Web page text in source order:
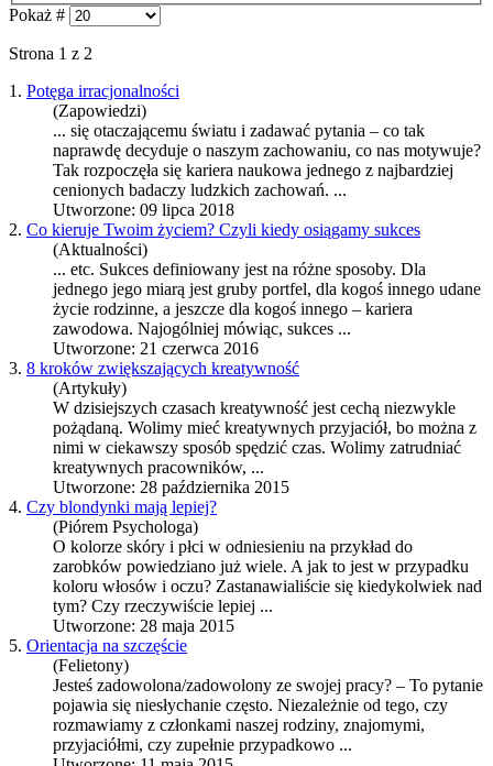
Pokaż #
Strona 1 z 2
1. Potęga irracjonalności
(Zapowiedzi)
... się otaczającemu światu i zadawać pytania – co tak
naprawdę decyduje o naszym zachowaniu, co nas motywuje?
Tak rozpoczęła się kariera naukowa jednego z najbardziej
cenionych badaczy ludzkich zachowań. ...
Utworzone: 09 lipca 2018
2. Co kieruje Twoim życiem? Czyli kiedy osiągamy sukces
(Aktualności)
... etc. Sukces definiowany jest na różne sposoby. Dla
jednego jego miarą jest gruby portfel, dla kogoś innego udane
życie rodzinne, a jeszcze dla kogoś innego – kariera
zawodowa. Najogólniej mówiąc, sukces ...
Utworzone: 21 czerwca 2016
3. 8 kroków zwiększających kreatywność
(Artykuły)
W dzisiejszych czasach kreatywność jest cechą niezwykle
pożądaną. Wolimy mieć kreatywnych przyjaciół, bo można z
nimi w ciekawszy sposób spędzić czas. Wolimy zatrudniać
kreatywnych pracowników, ...
Utworzone: 28 października 2015
4. Czy blondynki mają lepiej?
(Piórem Psychologa)
O kolorze skóry i płci w odniesieniu na przykład do
zarobków powiedziano już wiele. A jak to jest w przypadku
koloru włosów i oczu? Zastanawialiście się kiedykolwiek nad
tym? Czy rzeczywiście lepiej ...
Utworzone: 28 maja 2015
5. Orientacja na szczęście
(Felietony)
Jesteś zadowolona/zadowolony ze swojej pracy? – To pytanie
pojawia się niesłychanie często. Niezależnie od tego, czy
rozmawiamy z członkami naszej rodziny, znajomymi,
przyjaciółmi, czy zupełnie przypadkowo ...